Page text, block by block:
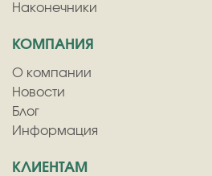
Наконечники
КОМПАНИЯ
О компании
Новости
Блог
Информация
КЛИЕНТАМ